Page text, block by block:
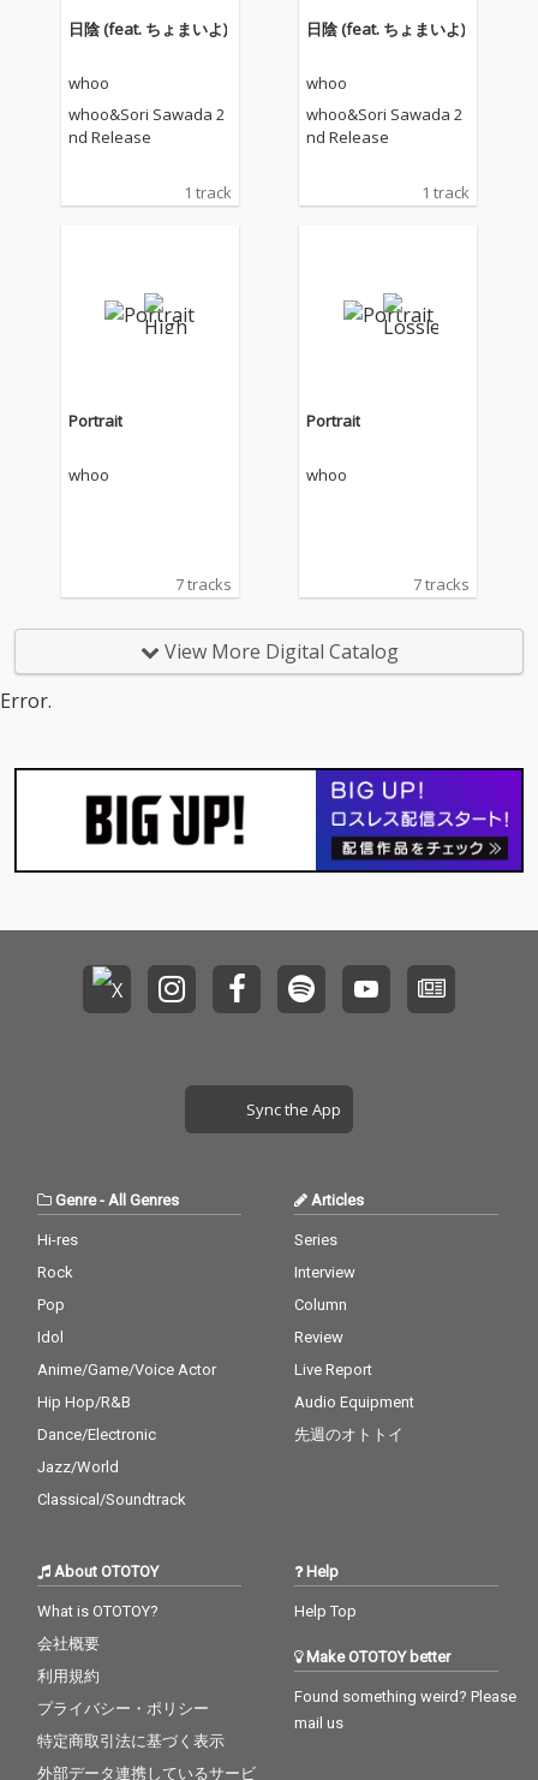
日陰 (feat. ちょまいよ)
whoo
whoo&Sori Sawada 2
nd Release
1 track
日陰 (feat. ちょまいよ)
whoo
whoo&Sori Sawada 2
nd Release
1 track
Portrait
whoo
7 tracks
Portrait
whoo
7 tracks
View More Digital Catalog
Error.
Sync the App
Genre- All Genres
Hi-res
Rock
Pop
Idol
Anime/Game/Voice Actor
Hip Hop/R&B
Dance/Electronic
Jazz/World
Classical/Soundtrack
Articles
Series
Interview
Column
Review
Live Report
Audio Equipment
先週のオトトイ
About OTOTOY
What is OTOTOY?
会社概要
利用規約
プライバシー・ポリシー
特定商取引法に基づく表示
外部データ連携しているサービ
Help
Help Top
Make OTOTOY better
Found something weird? Please
mail us